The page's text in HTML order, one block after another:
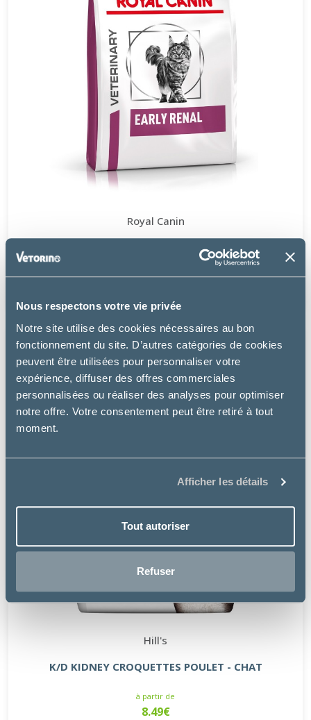
Nous respectons votre vie privée
Notre site utilise des cookies nécessaires au bon
fonctionnement du site. D’autres catégories de cookies
peuvent être utilisées pour personnaliser votre
expérience, diffuser des offres commerciales
personnalisées ou réaliser des analyses pour optimiser
notre offre. Votre consentement peut être retiré à tout
moment.
Afficher les détails
Tout autoriser
Refuser
Royal Canin
à partir de
Hill's
K/D KIDNEY CROQUETTES POULET - CHAT
à partir de
8.49€